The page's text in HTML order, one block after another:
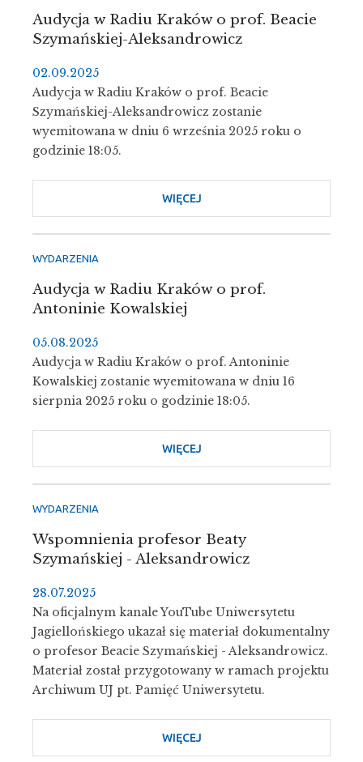
Audycja w Radiu Kraków o prof. Beacie
Szymańskiej-Aleksandrowicz
02.09.2025
Audycja w Radiu Kraków o prof. Beacie
Szymańskiej-Aleksandrowicz zostanie
wyemitowana w dniu 6 września 2025 roku o
godzinie 18:05.
WIĘCEJ
AUDYCJA
W
O
SZYMAŃSKIEJ-
ALEKSANDROWICZ
WYDARZENIA
Audycja w Radiu Kraków o prof.
Antoninie Kowalskiej
05.08.2025
Audycja w Radiu Kraków o prof. Antoninie
Kowalskiej zostanie wyemitowana w dniu 16
sierpnia 2025 roku o godzinie 18:05.
WIĘCEJ
AUDYCJA
W
O
PROF.
KOWALSKIEJ
WYDARZENIA
Wspomnienia profesor Beaty
Szymańskiej - Aleksandrowicz
28.07.2025
Na oficjalnym kanale YouTube Uniwersytetu
Jagiellońskiego ukazał się materiał dokumentalny
o profesor Beacie Szymańskiej - Aleksandrowicz.
Materiał został przygotowany w ramach projektu
Archiwum UJ pt. Pamięć Uniwersytetu.
WIĘCEJ
WSPOMNIENIA